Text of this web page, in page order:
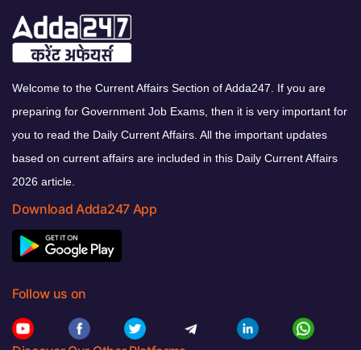
Welcome to the Current Affairs Section of Adda247. If you are
preparing for Government Job Exams, then it is very important for
you to read the Daily Current Affairs. All the important updates
based on current affairs are included in this Daily Current Affairs
2026 article.
Download Adda247 App
Follow us on